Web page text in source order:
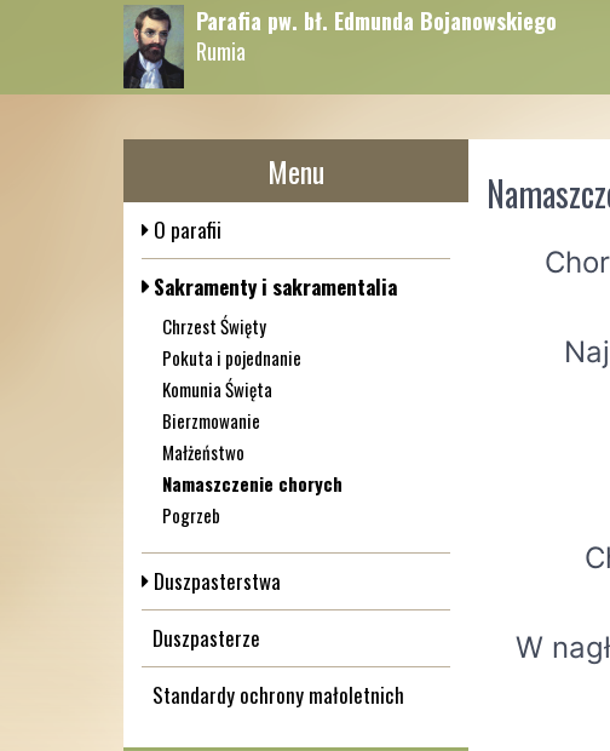
Parafia pw. bł. Edmunda Bojanowskiego
Rumia
Menu
O parafii
Sakramenty i sakramentalia
Chrzest Święty
Pokuta i pojednanie
Komunia Święta
Bierzmowanie
Małżeństwo
Namaszczenie chorych
Pogrzeb
Duszpasterstwa
Duszpasterze
Standardy ochrony małoletnich
W